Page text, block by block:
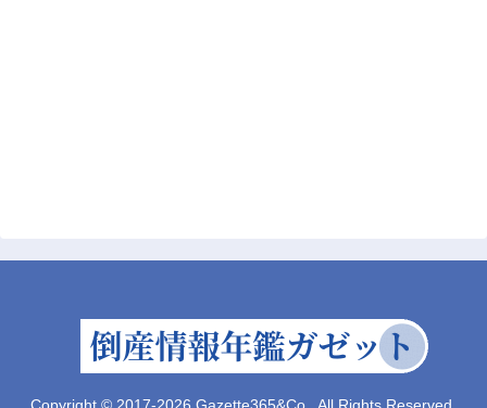
Copyright © 2017-2026 Gazette365&Co., All Rights Reserved.